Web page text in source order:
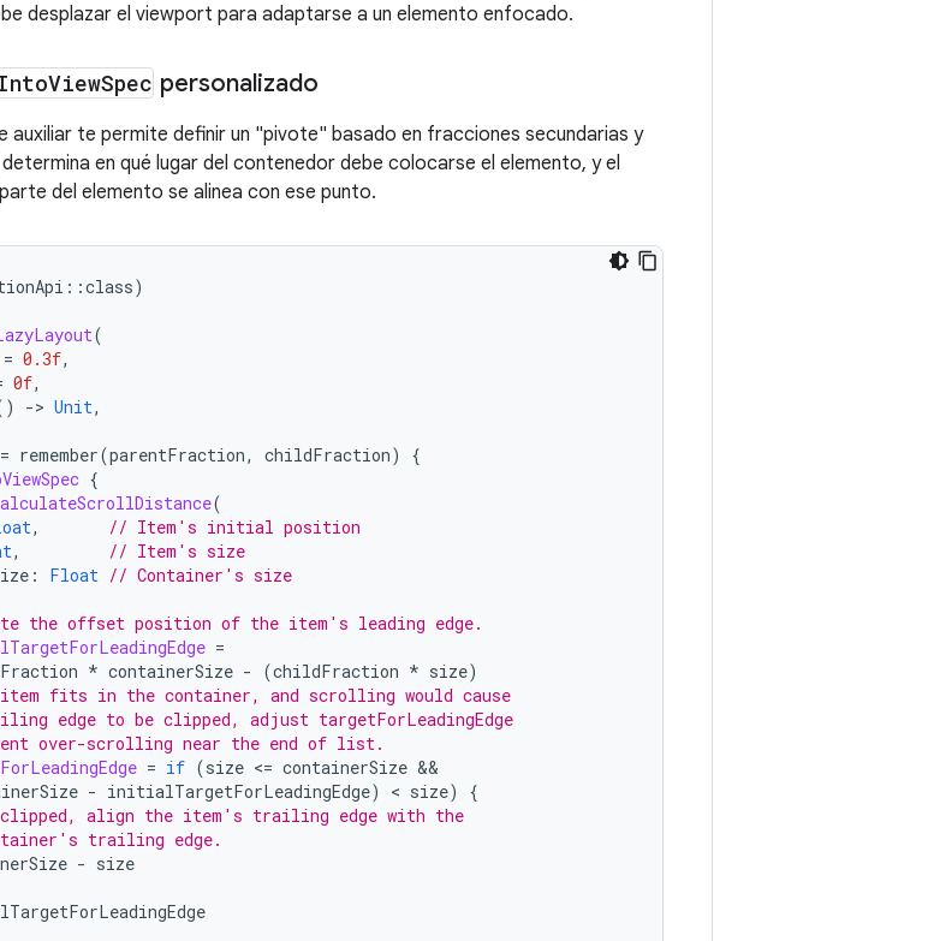
desplazar el viewport para adaptarse a un elemento enfocado.
ViewSpec personalizado
auxiliar te permite definir un "pivote" basado en fracciones secundarias y
determina en qué lugar del contenedor debe colocarse el elemento, y el
del elemento se alinea con ese punto.
::class)
(
= 0.3f,
0f,
-> Unit,
= remember(parentFraction, childFraction)
{
{
(
,
// Item's initial position
,
// Item's size
: Float // Container's size
the offset position of the item's leading edge.
=
* containerSize - (childFraction * size)
fits in the container, and scrolling would cause
edge to be clipped, adjust targetForLeadingEdge
over-scrolling near the end of list.
= if (size <= containerSize
- initialTargetForLeadingEdge) < size)
{
align the item's trailing edge with the
trailing edge.
- size